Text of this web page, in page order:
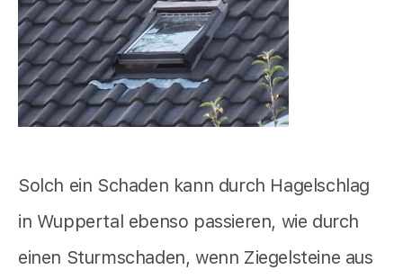
Solch ein Schaden kann durch Hagelschlag
in Wuppertal ebenso passieren, wie durch
einen Sturmschaden, wenn Ziegelsteine aus